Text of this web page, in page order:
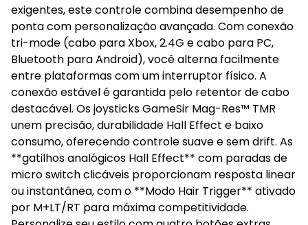
exigentes, este controle combina desempenho de
ponta com personalização avançada. Com conexão
tri-mode (cabo para Xbox, 2.4G e cabo para PC,
Bluetooth para Android), você alterna facilmente
entre plataformas com um interruptor físico. A
conexão estável é garantida pelo retentor de cabo
destacável. Os joysticks GameSir Mag-Res™ TMR
unem precisão, durabilidade Hall Effect e baixo
consumo, oferecendo controle suave e sem drift. As
**gatilhos analógicos Hall Effect** com paradas de
micro switch clicáveis proporcionam resposta linear
ou instantânea, com o **Modo Hair Trigger** ativado
por M+LT/RT para máxima competitividade.